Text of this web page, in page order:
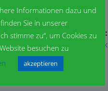
Weiter:
Känguru der Mathematik
Informationen dazu und
Sie in unserer
stimme zu“, um Cookies zu
besuchen zu
akzeptieren